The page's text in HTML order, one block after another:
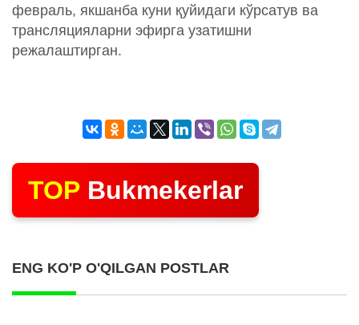
февраль, якшанба куни қуйидаги кўрсатув ва
трансляцияларни эфирга узатишни
режалаштирган.
TOP Bukmekerlar
ENG KO'P O'QILGAN POSTLAR